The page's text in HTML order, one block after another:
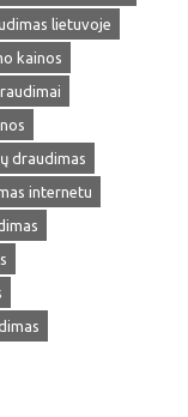
lietuvoje
kainos
draudimas
internetu